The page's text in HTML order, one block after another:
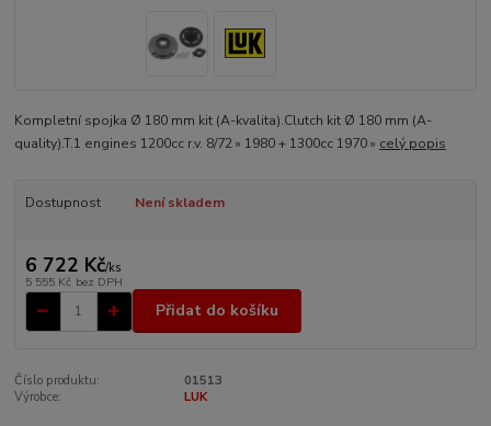
Kompletní spojka Ø 180 mm kit (A-kvalita).Clutch kit Ø 180 mm (A-
quality).T.1 engines 1200cc r.v. 8/72 » 1980 + 1300cc 1970 » celý popis
Dostupnost Není skladem
6 722 Kč/ks
5 555 Kč bez DPH
Přidat do košíku
Číslo produktu:
01513
Výrobce:
LUK